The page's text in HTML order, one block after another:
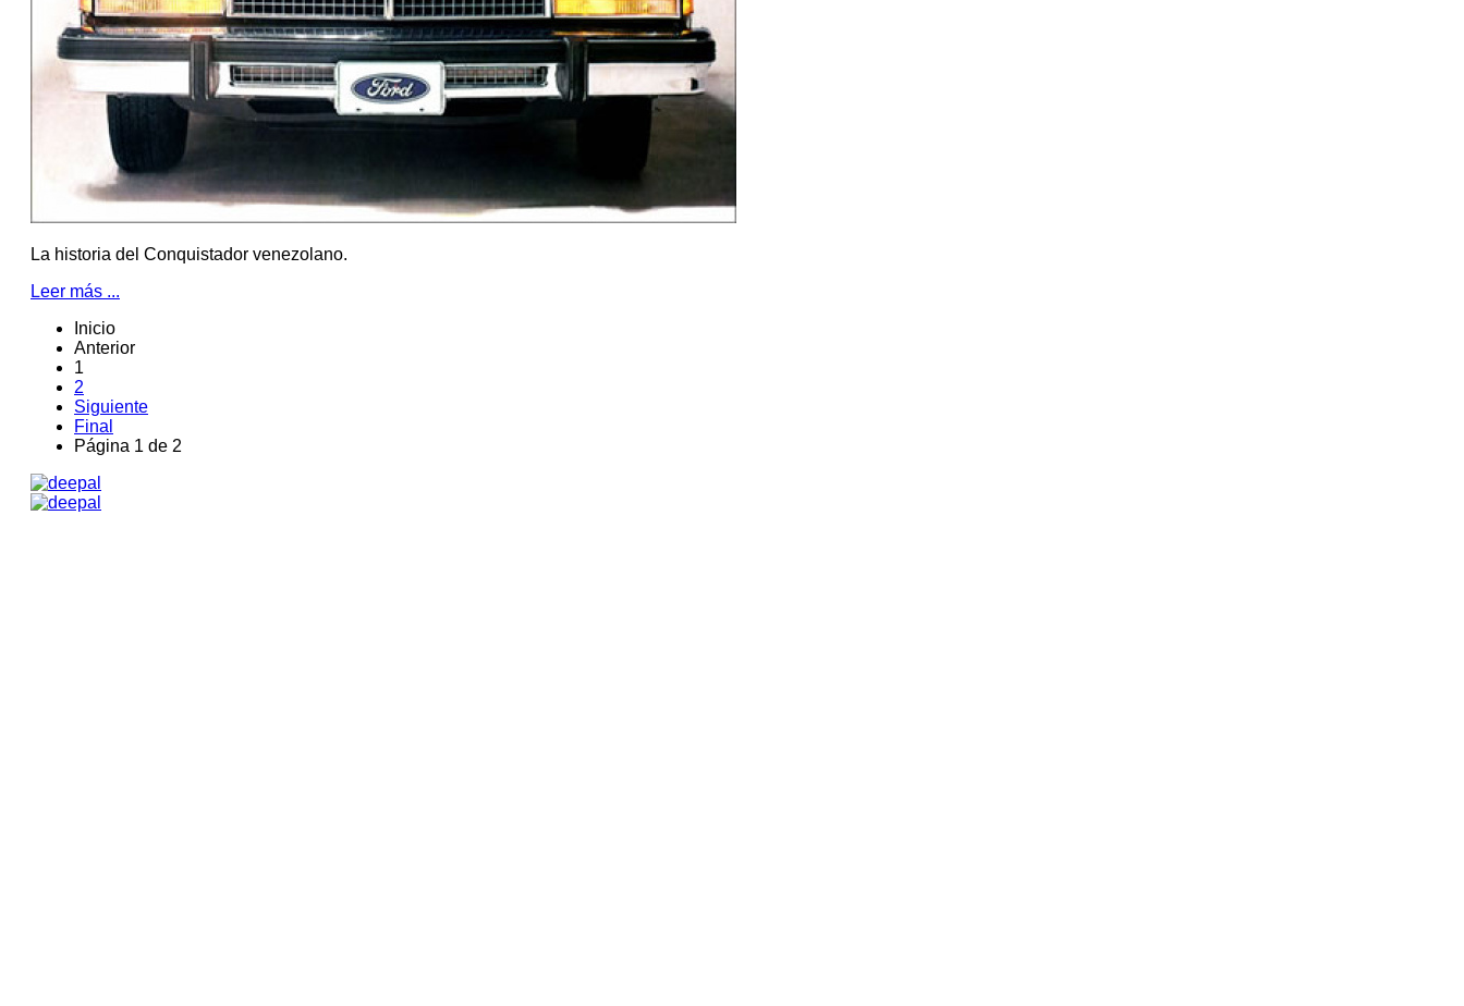
La historia del Conquistador venezolano.
Leer más ...
Inicio
Anterior
1
2
Siguiente
Final
Página 1 de 2